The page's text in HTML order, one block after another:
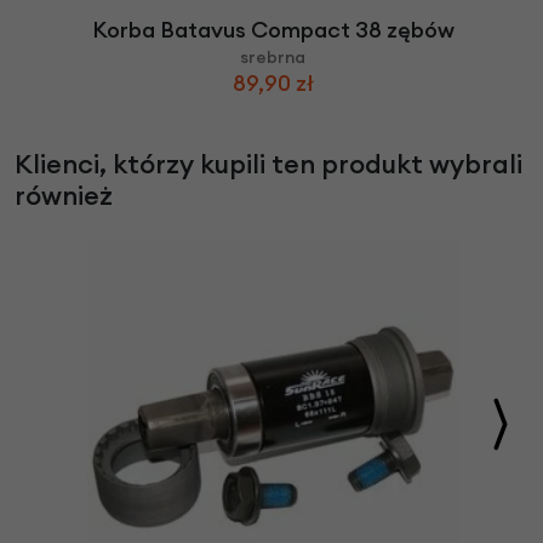
Korba Batavus Compact 38 zębów
srebrna
89,90 zł
Klienci, którzy kupili ten produkt wybrali
również